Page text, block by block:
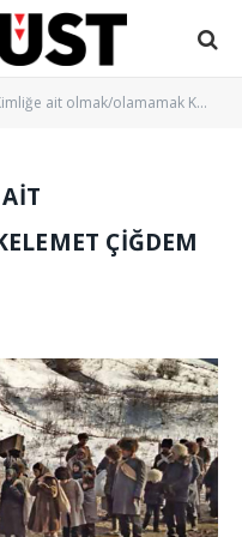
olmak/olamamak Kelemet Çiğdem Türk"
ÇIĞDEM